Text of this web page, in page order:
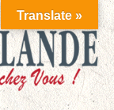
Translate »